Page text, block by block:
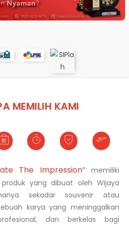
MEMILIH KAMI
The Impression”memiliki
yang dibuat oleh Wijaya
sekadar souvenir atau
karya yang meninggalkan
dan berkelas bagi